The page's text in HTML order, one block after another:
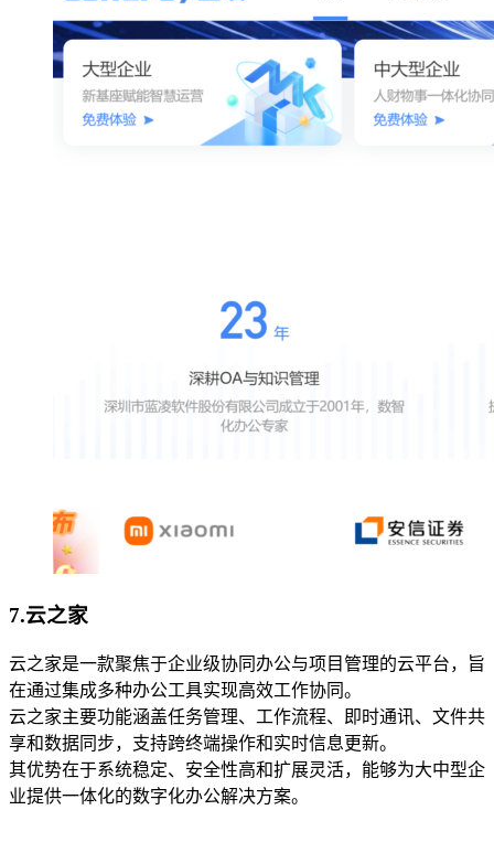
7.云之家
云之家是一款聚焦于企业级协同办公与项目管理的云平台，旨
在通过集成多种办公工具实现高效工作协同。
云之家主要功能涵盖任务管理、工作流程、即时通讯、文件共
享和数据同步，支持跨终端操作和实时信息更新。
其优势在于系统稳定、安全性高和扩展灵活，能够为大中型企
业提供一体化的数字化办公解决方案。